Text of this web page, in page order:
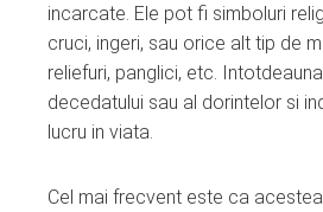
incarcate. Ele pot fi simboluri
cruci, ingeri, sau orice alt tip de
reliefuri, panglici, etc.
decedatului sau al dorintelor si
lucru in viata.
Cel mai frecvent este ca